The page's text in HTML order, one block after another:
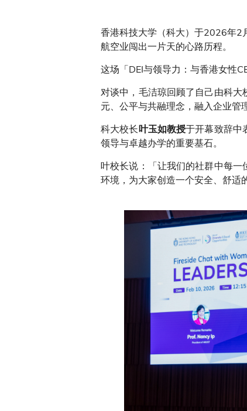
香港科技大学（科大）于2026年2
航空业闯出一片天的心路历程。
这场「DEI与领导力：与香港女性
对谈中，毛洁琼回顾了自己由科
元、公平与共融理念，融入企业管
科大校长叶玉如教授于开幕致辞中
领导与卓越办学的重要基石。
叶校长说：「让我们的社群中每
环境，为大家创造一个安全、舒适